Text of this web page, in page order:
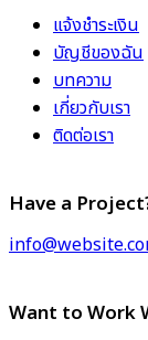
แจ้งชำระเงิน
บัญชีของฉัน
บทความ
เกี่ยวกับเรา
ติดต่อเรา
Have a
Want to Work